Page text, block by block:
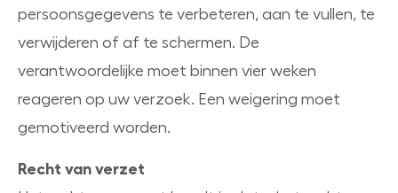
persoonsgegevens te verbeteren, aan te vullen, te
verwijderen of af te schermen. De
verantwoordelijke moet binnen vier weken
reageren op uw verzoek. Een weigering moet
gemotiveerd worden.
Recht van verzet